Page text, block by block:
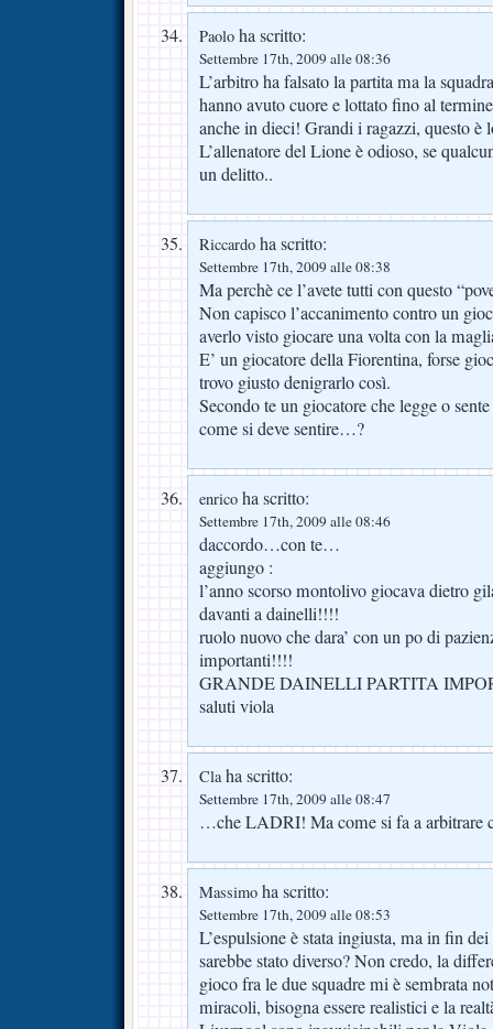
Paolo ha scritto:
Settembre 17th, 2009 alle 08:36
L’arbitro ha falsato la partita ma la
hanno avuto cuore e lottato fino al
anche in dieci! Grandi i ragazzi, questo è
L’allenatore del Lione è odioso, se
un delitto..
Riccardo ha scritto:
Settembre 17th, 2009 alle 08:38
Ma perchè ce l’avete tutti con questo
Non capisco l’accanimento contro un
averlo visto giocare una volta con la
E’ un giocatore della Fiorentina, forse
trovo giusto denigrarlo così.
Secondo te un giocatore che legge o
come si deve sentire…?
enrico ha scritto:
Settembre 17th, 2009 alle 08:46
daccordo…con te…
aggiungo :
l’anno scorso montolivo giocava dietro
davanti a dainelli!!!!
ruolo nuovo che dara’ con un po di
importanti!!!!
GRANDE DAINELLI PARTITA
saluti viola
Claha scritto:
Settembre 17th, 2009 alle 08:47
…che LADRI! Ma come si fa a arbitrare
Massimo ha scritto:
Settembre 17th, 2009 alle 08:53
L’espulsione è stata ingiusta, ma in fin
sarebbe stato diverso? Non credo, la
gioco fra le due squadre mi è sembrata
miracoli, bisogna essere realistici e la